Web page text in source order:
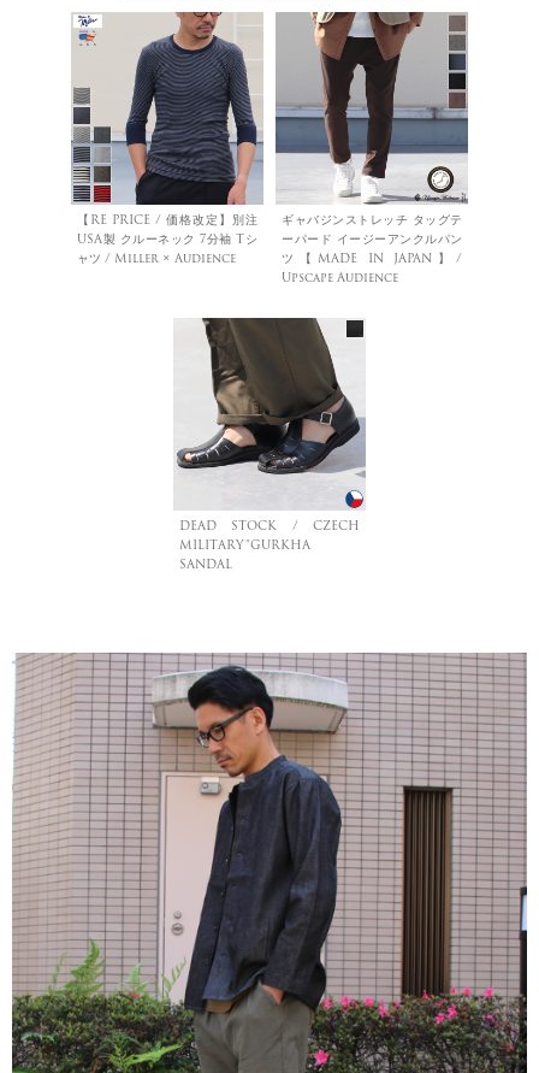
【RE PRICE / 価格改定】別注
USA製 クルーネック 7分袖 Tシ
ャツ / Miller × Audience
ギャバジンストレッチ タッグテ
ーパード イージーアンクルパン
ツ【MADE IN JAPAN】/
Upscape Audience
DEAD STOCK / CZECH
MILITARY”GURKHA
SANDAL